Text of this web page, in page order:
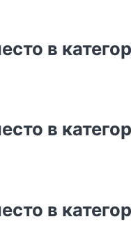
в
в
в